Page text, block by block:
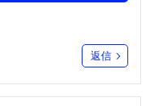
返信